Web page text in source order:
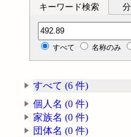
キーワード検索
分類記号検索
すべて 名称のみ
すべて (6 件)
個人名 (0 件)
家族名 (0 件)
団体名 (0 件)